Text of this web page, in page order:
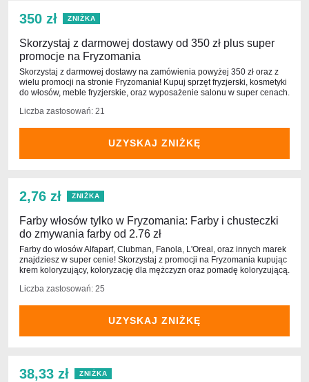
350 zł ZNIŻKA
Skorzystaj z darmowej dostawy od 350 zł plus super
promocje na Fryzomania
Skorzystaj z darmowej dostawy na zamówienia powyżej 350 zł oraz z
wielu promocji na stronie Fryzomania! Kupuj sprzęt fryzjerski, kosmetyki
do włosów, meble fryzjerskie, oraz wyposażenie salonu w super cenach.
Liczba zastosowań: 21
UZYSKAJ ZNIŻKĘ
2,76 zł ZNIŻKA
Farby włosów tylko w Fryzomania: Farby i chusteczki
do zmywania farby od 2.76 zł
Farby do włosów Alfaparf, Clubman, Fanola, L'Oreal, oraz innych marek
znajdziesz w super cenie! Skorzystaj z promocji na Fryzomania kupując
krem koloryzujący, koloryzację dla mężczyzn oraz pomadę koloryzującą.
Liczba zastosowań: 25
UZYSKAJ ZNIŻKĘ
38,33 zł ZNIŻKA